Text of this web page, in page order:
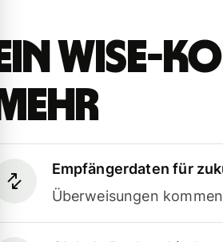
Ein Wise-
mehr
Empfängerdaten für
Überweisungen